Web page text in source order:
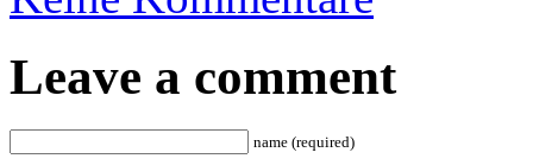
Leave a comment
name (required)